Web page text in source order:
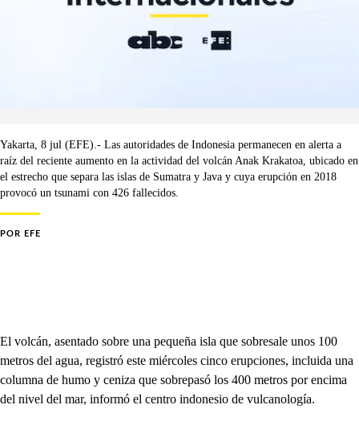
Yakarta, 8 jul (EFE).- Las autoridades de Indonesia permanecen en alerta a
raíz del reciente aumento en la actividad del volcán Anak Krakatoa, ubicado en
el estrecho que separa las islas de Sumatra y Java y cuya erupción en 2018
provocó un tsunami con 426 fallecidos.
POR EFE
El volcán, asentado sobre una pequeña isla que sobresale unos 100
metros del agua, registró este miércoles cinco erupciones, incluida una
columna de humo y ceniza que sobrepasó los 400 metros por encima
del nivel del mar, informó el centro indonesio de vulcanología.